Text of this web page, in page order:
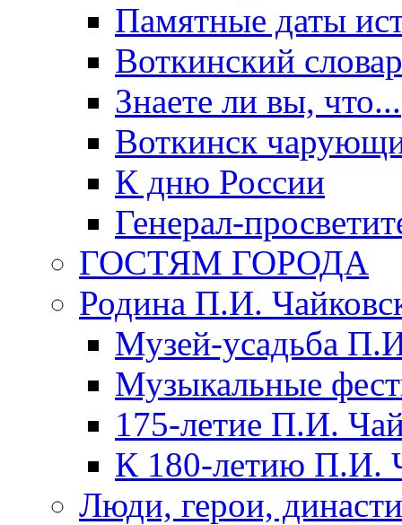
Памятные даты
Воткинский
Знаете ли вы, что...
Воткинск
К дню России
Генерал-
ГОСТЯМ ГОРОДА
Родина П.И.
Музей-усадьба
Музыкальные
175-летие П.И.
К 180-летию П.И.
Люди, герои,